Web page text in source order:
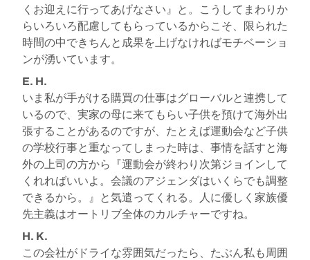
くお迎えに行ってあげなさい』と。こうしてまわりか
らいろいろ配慮してもらっているからこそ、限られた
時間の中できちんと成果を上げなければモチベーショ
ンが湧いています。
E. H.
いま私が手がける購買の仕事はグローバルと連携して
いるので、実家の母に来てもらい子供を預けて海外出
張することがあるのですが、たとえば運動会など子供
の学校行事と重なってしまった時は、事情を話すと海
外の上司の方から『運動会が終わり次第ジョインして
くれればいいよ。会議のアジェンダはいくらでも調整
できるから。』と気遣ってくれる。人に優しく家族優
先主義はオートリブ全体のカルチャーですね。
H. K.
この会社がドライな雰囲気だったら、たぶん私も周囲